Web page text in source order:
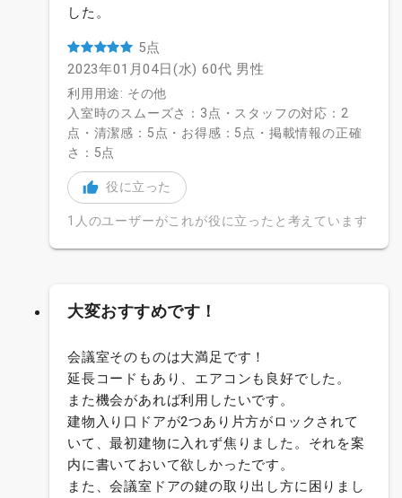
した。
5点
2023年01月04日(水) 60代 男性
利用用途: その他
入室時のスムーズさ：3点・スタッフの対応：2
点・清潔感：5点・お得感：5点・掲載情報の正確
さ：5点
役に立った
1人のユーザーがこれが役に立ったと考えています
大変おすすめです！
会議室そのものは大満足です！
延長コードもあり、エアコンも良好でした。
また機会があれば利用したいです。
建物入り口ドアが2つあり片方がロックされて
いて、最初建物に入れず焦りました。それを案
内に書いておいて欲しかったです。
また、会議室ドアの鍵の取り出し方に困りまし